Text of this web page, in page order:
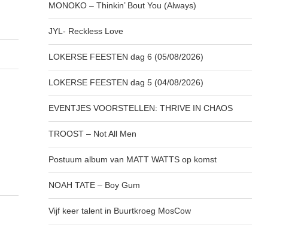
MONOKO – Thinkin’ Bout You (Always)
JYL- Reckless Love
LOKERSE FEESTEN dag 6 (05/08/2026)
LOKERSE FEESTEN dag 5 (04/08/2026)
EVENTJES VOORSTELLEN: THRIVE IN CHAOS
TROOST – Not All Men
Postuum album van MATT WATTS op komst
NOAH TATE – Boy Gum
Vijf keer talent in Buurtkroeg MosCow